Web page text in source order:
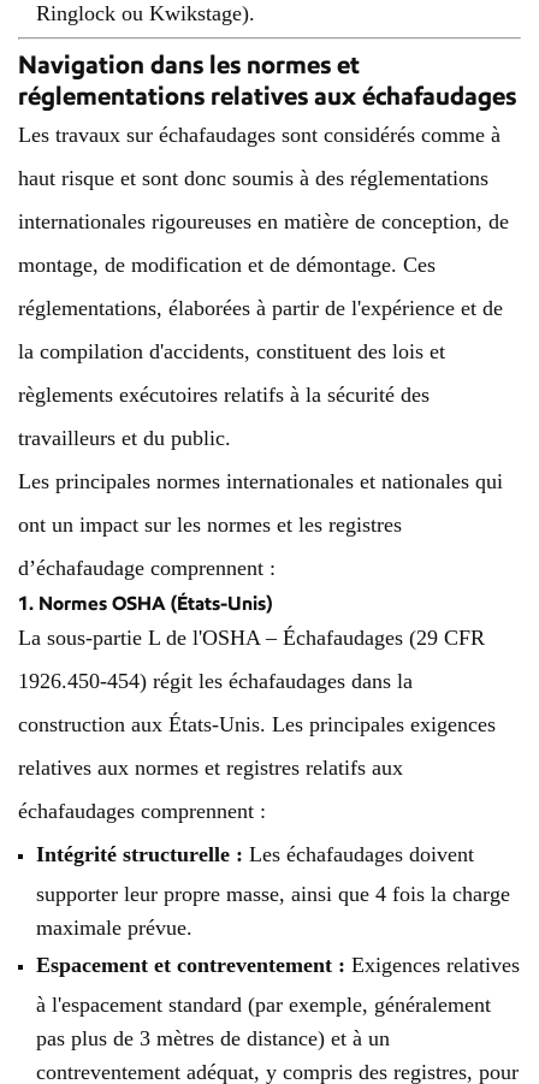
Ringlock ou Kwikstage).
Navigation dans les normes et
réglementations relatives aux échafaudages
Les travaux sur échafaudages sont considérés comme à
haut risque et sont donc soumis à des réglementations
internationales rigoureuses en matière de conception, de
montage, de modification et de démontage. Ces
réglementations, élaborées à partir de l'expérience et de
la compilation d'accidents, constituent des lois et
règlements exécutoires relatifs à la sécurité des
travailleurs et du public.
Les principales normes internationales et nationales qui
ont un impact sur les normes et les registres
d’échafaudage comprennent :
1. Normes OSHA (États-Unis)
La sous-partie L de l'OSHA – Échafaudages (29 CFR
1926.450-454) régit les échafaudages dans la
construction aux États-Unis. Les principales exigences
relatives aux normes et registres relatifs aux
échafaudages comprennent :
Intégrité structurelle : Les échafaudages doivent
supporter leur propre masse, ainsi que 4 fois la charge
maximale prévue.
Espacement et contreventement : Exigences relatives
à l'espacement standard (par exemple, généralement
pas plus de 3 mètres de distance) et à un
contreventement adéquat, y compris des registres, pour